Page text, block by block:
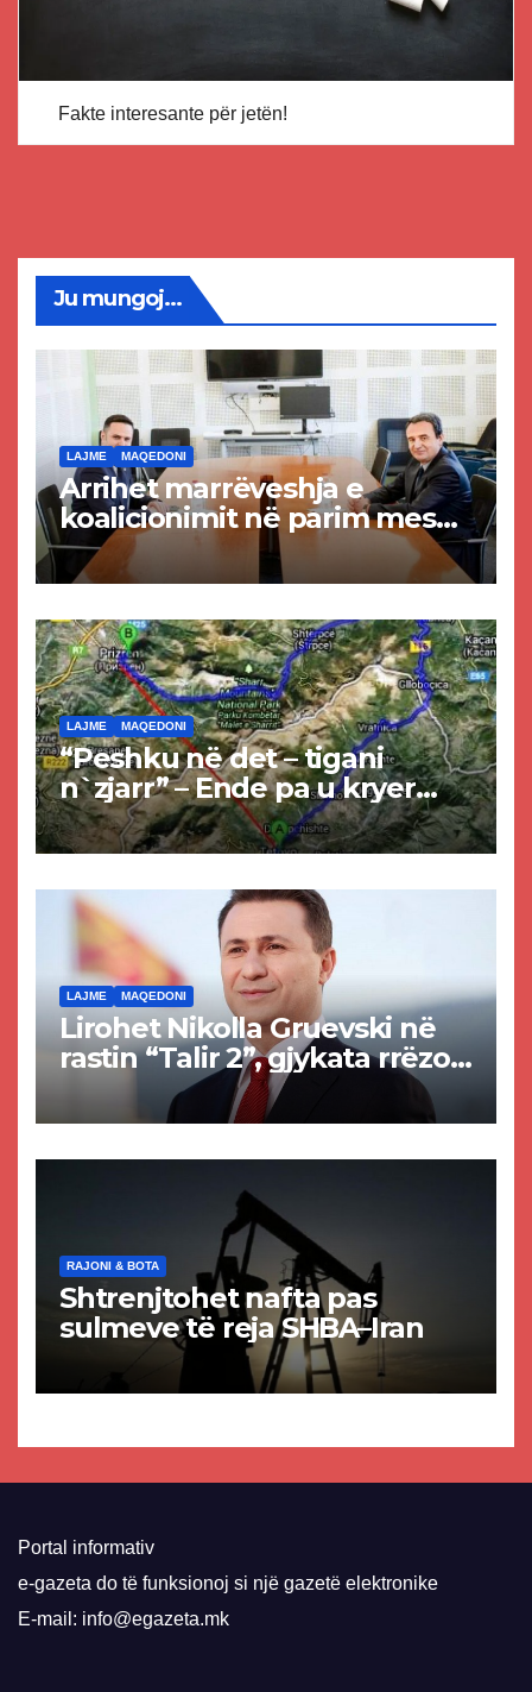
Fakte interesante për jetën!
Ju mungoj...
LAJME MAQEDONI
Arrihet marrëveshja e
koalicionimit në parim mes
Kurtit dhe Abdixhikut
LAJME MAQEDONI
“Peshku në det – tigani
n`zjarr” – Ende pa u kryer
projekti i tunelit, komuna e
Tetovës nis punimet për
LAJME MAQEDONI
Lirohet Nikolla Gruevski në
rastin “Talir 2”, gjykata rrëzon
akuzat për ndërtimin e
paligjshëm të selisë së
RAJONI & BOTA
Shtrenjtohet nafta pas
sulmeve të reja SHBA–Iran
Portal informativ
e-gazeta do të funksionoj si një gazetë elektronike
E-mail: info@egazeta.mk